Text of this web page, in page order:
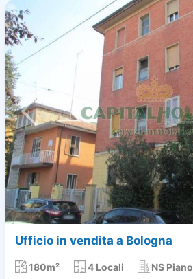
Ufficio in vendita a Bologna
180m² 4 Locali NS Piano